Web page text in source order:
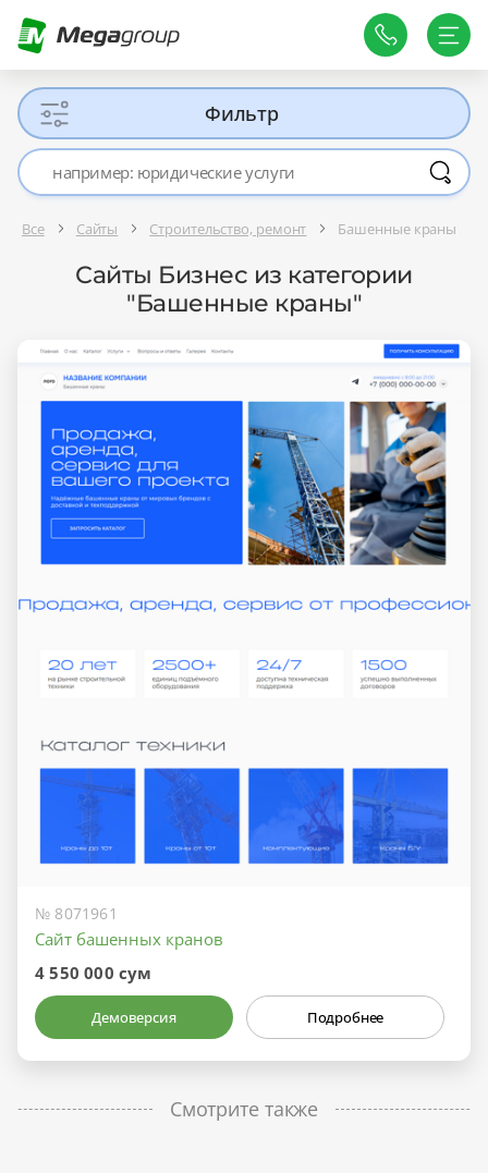
Фильтр
Все Сайты Строительство, ремонт Башенные краны
Сайты Бизнес из категории
"Башенные краны"
№ 8071961
Сайт башенных кранов
4 550 000 сум
Демоверсия Подробнее
Смотрите также